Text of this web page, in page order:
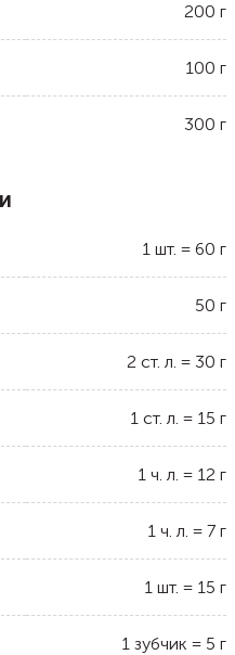
200 г
100 г
300 г
1 шт. = 60 г
50 г
2 ст. л. = 30 г
1 ст. л. = 15 г
1 ч. л. = 12 г
1 ч. л. = 7 г
1 шт. = 15 г
1 зубчик = 5 г